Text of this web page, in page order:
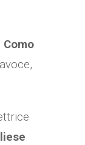
Como